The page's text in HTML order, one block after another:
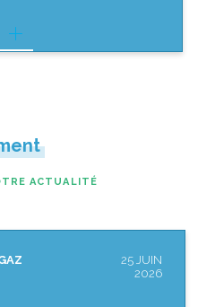
ACTUALITÉ
25 JUIN
2026